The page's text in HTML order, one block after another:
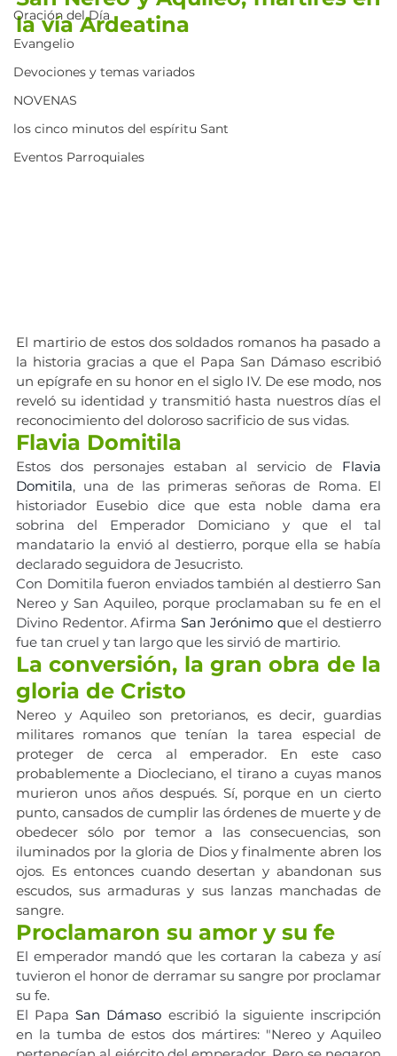
Oración del Día
Evangelio
Devociones y temas variados
NOVENAS
los cinco minutos del espíritu Sant
Eventos Parroquiales
la vía Ardeatina
El martirio de estos dos soldados romanos ha pasado a
la historia gracias a que el Papa San Dámaso escribió
un epígrafe en su honor en el siglo IV. De ese modo, nos
reveló su identidad y transmitió hasta nuestros días el
reconocimiento del doloroso sacrificio de sus vidas.
Flavia Domitila
Estos dos personajes estaban al servicio de Flavia
Domitila, una de las primeras señoras de Roma. El
historiador Eusebio dice que esta noble dama era
sobrina del Emperador Domiciano y que el tal
mandatario la envió al destierro, porque ella se había
declarado seguidora de Jesucristo.
Con Domitila fueron enviados también al destierro San
Nereo y San Aquileo, porque proclamaban su fe en el
Divino Redentor. Afirma San Jerónimo que el destierro
fue tan cruel y tan largo que les sirvió de martirio.
La conversión, la gran obra de la
gloria de Cristo
Nereo y Aquileo son pretorianos, es decir, guardias
militares romanos que tenían la tarea especial de
proteger de cerca al emperador. En este caso
probablemente a Diocleciano, el tirano a cuyas manos
murieron unos años después. Sí, porque en un cierto
punto, cansados de cumplir las órdenes de muerte y de
obedecer sólo por temor a las consecuencias, son
iluminados por la gloria de Dios y finalmente abren los
ojos. Es entonces cuando desertan y abandonan sus
escudos, sus armaduras y sus lanzas manchadas de
sangre.
Proclamaron su amor y su fe
El emperador mandó que les cortaran la cabeza y así
tuvieron el honor de derramar su sangre por proclamar
su fe.
El Papa San Dámaso escribió la siguiente inscripción
en la tumba de estos dos mártires: "Nereo y Aquileo